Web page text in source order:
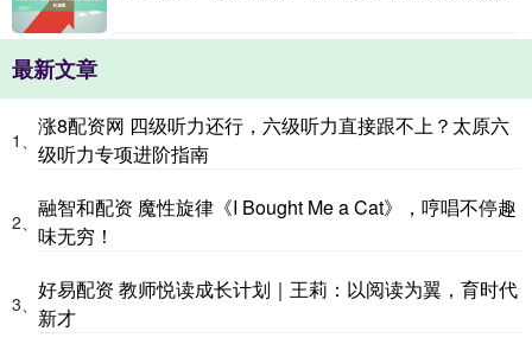
最新文章
1、
涨8配资网 四级听力还行，六级听力直接跟不上？太原六
级听力专项进阶指南
2、
融智和配资 魔性旋律《I Bought Me a Cat》，哼唱不停趣
味无穷！
3、
好易配资 教师悦读成长计划｜王莉：以阅读为翼，育时代
新才